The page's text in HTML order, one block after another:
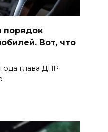
порядок
Вот, что
глава ДНР